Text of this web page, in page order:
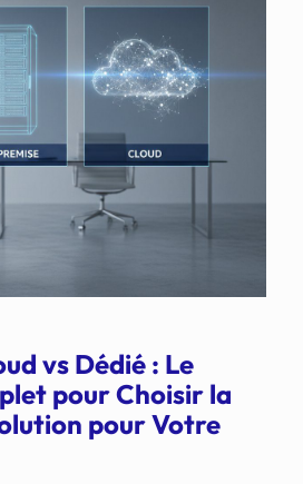
vs Dédié : Le
pour Choisir la
pour Votre